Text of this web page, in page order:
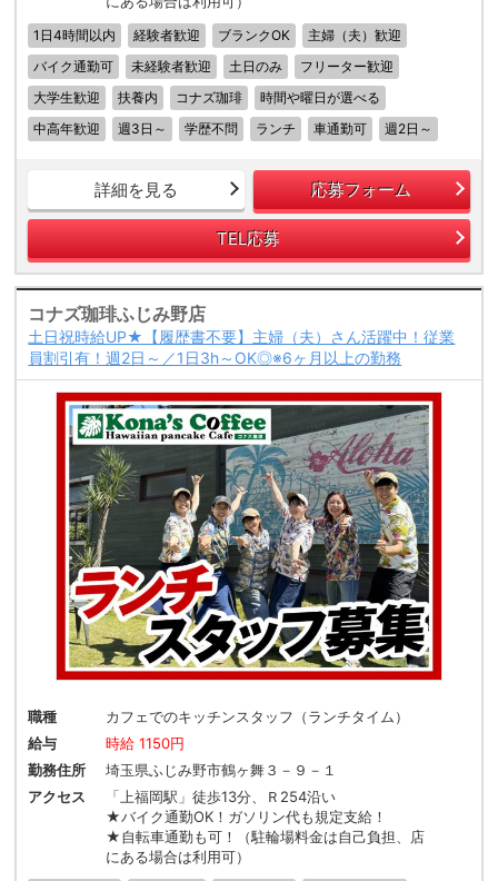
1日4時間以内 経験者歓迎 ブランクOK
主婦（夫）歓迎
バイク通勤可
未経験者歓迎 土日のみ
フリーター歓迎
大学生歓迎
扶養内 コナズ珈琲
時間や曜日が選べる
中高年歓迎
週3日～ 学歴不問 ランチ 車通勤可 週2日～
詳細を見る 応募フォーム
TEL応募
コナズ珈琲ふじみ野店
土日祝時給UP★【履歴書不要】主婦（夫）さん活躍中！従業
員割引有！週2日～／1日3h～OK◎※6ヶ月以上の勤務
職種
カフェでのキッチンスタッフ（ランチタイム）
給与
時給 1150円
勤務住所
埼玉県ふじみ野市鶴ヶ舞３－９－１
アクセス
「上福岡駅」徒歩13分、Ｒ254沿い
★バイク通勤OK！ガソリン代も規定支給！
★自転車通勤も可！（駐輪場料金は自己負担、店
にある場合は利用可）